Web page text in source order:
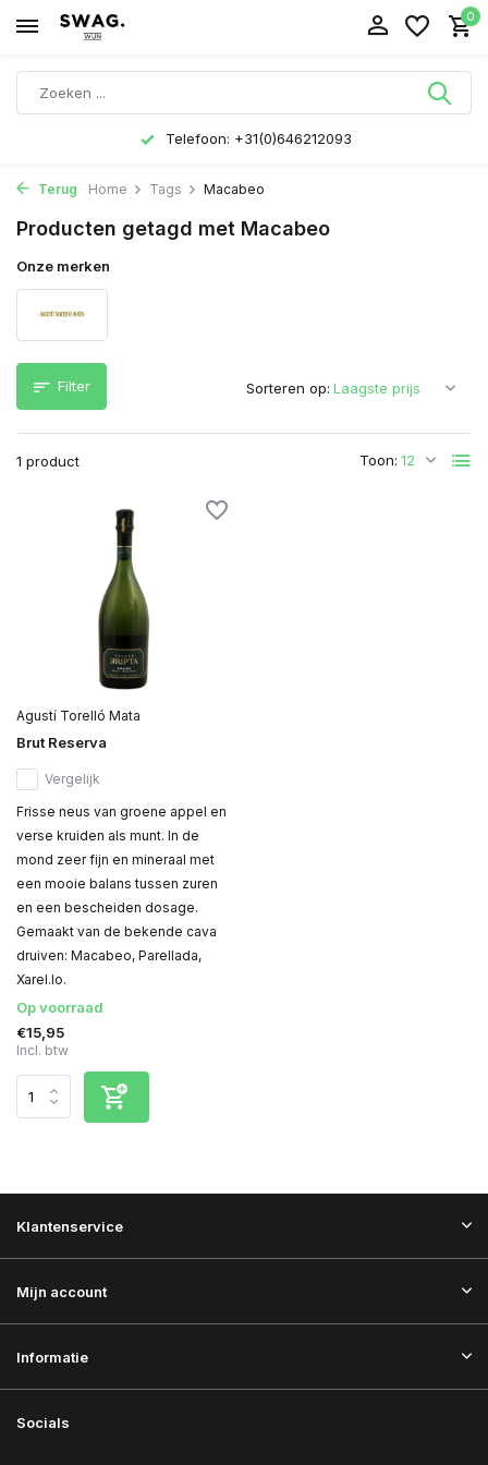
0
Telefoon: +31(0)646212093
Terug Home Tags Macabeo
Producten getagd met Macabeo
Onze merken
Filter
1 product Toon:
Sorteren op:
Agustí Torelló Mata
Brut Reserva
Vergelijk
Frisse neus van groene appel en
verse kruiden als munt. In de
mond zeer fijn en mineraal met
een mooie balans tussen zuren
en een bescheiden dosage.
Gemaakt van de bekende cava
druiven: Macabeo, Parellada,
Xarel.lo.
Op voorraad
€15,95
Incl. btw
Klantenservice
Mijn account
Informatie
Socials